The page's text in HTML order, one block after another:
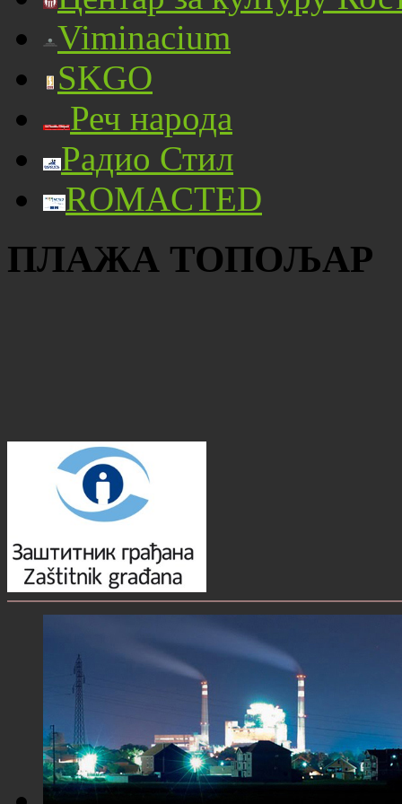
Viminacium
SKGO
Реч народа
Радио Стил
ROMACTED
ПЛАЖА ТОПОЉАР